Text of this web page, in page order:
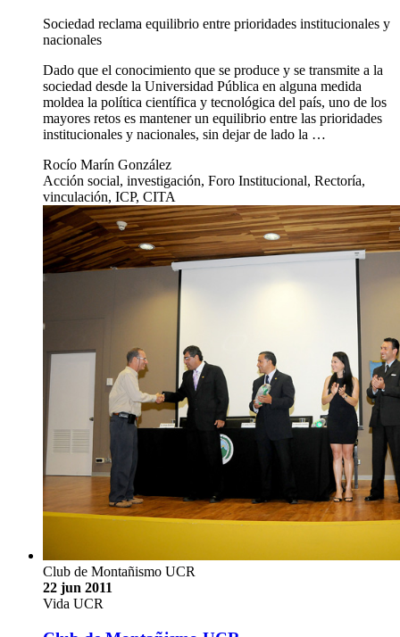
Sociedad reclama equilibrio entre prioridades institucionales y
nacionales
Dado que el conocimiento que se produce y se transmite a la
sociedad desde la Universidad Pública en alguna medida
moldea la política científica y tecnológica del país, uno de los
mayores retos es mantener un equilibrio entre las prioridades
institucionales y nacionales, sin dejar de lado la …
Rocío Marín González
Acción social, investigación, Foro Institucional, Rectoría,
vinculación, ICP, CITA
Club de Montañismo UCR
22 jun 2011
Vida UCR